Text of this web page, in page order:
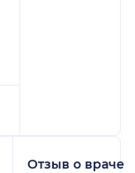
Отзыв о враче